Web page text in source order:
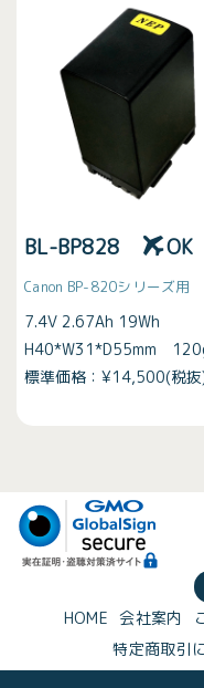
BL-BP828 OK
Canon BP-820シリーズ用
7.4V 2.67Ah 19Wh
H40*W31*D55mm
標準価格：¥14,500(税
HOME 会社案内
特定商取引